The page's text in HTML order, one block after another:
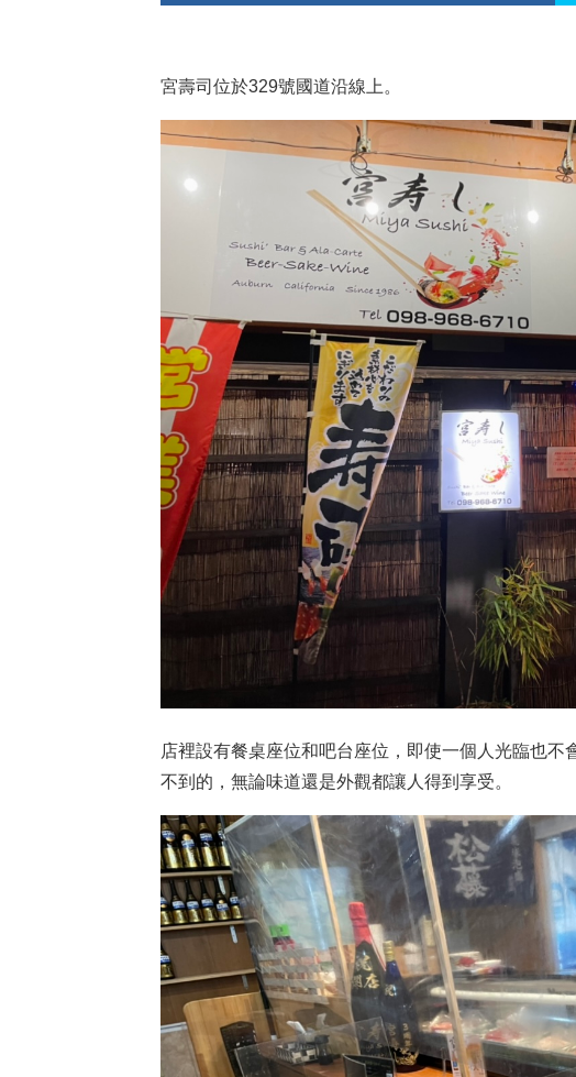
宮壽司位於329號國道沿線上。
店裡設有餐桌座位和吧台座位，即使一個人光臨也
不到的，無論味道還是外觀都讓人得到享受。